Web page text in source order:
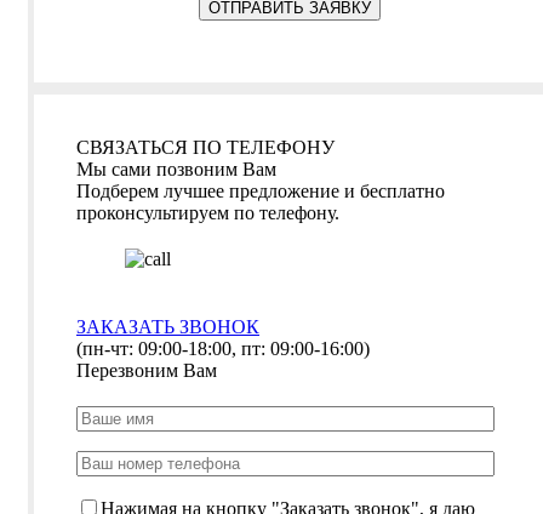
СВЯЗАТЬСЯ ПО ТЕЛЕФОНУ
Мы сами позвоним Вам
Подберем лучшее предложение и бесплатно
проконсультируем по телефону.
ЗАКАЗАТЬ ЗВОНОК
(пн-чт: 09:00-18:00, пт: 09:00-16:00)
Перезвоним Вам
Нажимая на кнопку "Заказать звонок", я даю